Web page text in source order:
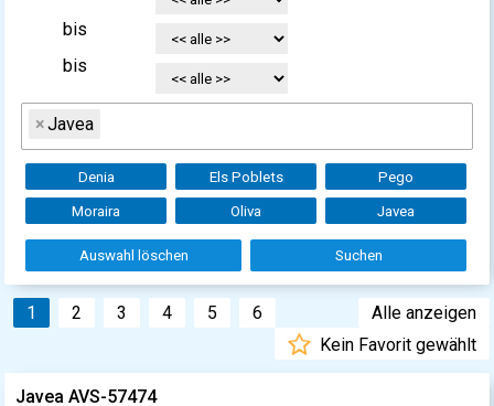
bis
bis
×Javea
Denia Els Poblets Pego
Moraira Oliva Javea
Auswahl löschen Suchen
1 2 3 4 5 6
Alle anzeigen
Kein Favorit gewählt
Javea AVS-57474